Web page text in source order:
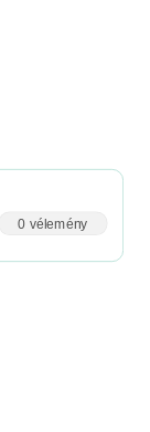
0 vélemény